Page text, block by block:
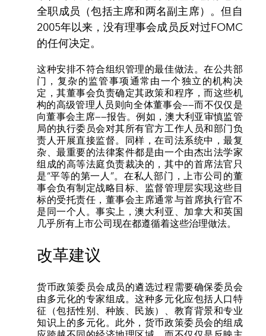
全职成员（包括主席和两名副主席）。但自
2005年以来，没有理事会成员反对过FOMC
的任何决定。
这种安排不符合组织管理的最佳做法。在公共部
门，复杂的监管事项通常由一个独立的机构决
定，其董事会负责确定其政策和程序，而这些机
构的高级管理人员则向全体董事会——而不仅仅是
向董事会主席——报告。例如，澳大利亚审慎监管
局的执行委员会对其所有官方工作人员和部门负
责人开展直接监督。同样，在司法系统中，最复
杂、最重要的法律案件都是由一个由杰出法学家
组成的高等法庭负责裁决的，其中的首席法官只
是“平等的第一人”。在私人部门，上市公司的董
事会负有制定战略目标、监督管理层实现这些目
标的受托责任，董事会主席通常与首席执行官不
是同一个人。事实上，澳大利亚、加拿大和英国
几乎所有上市公司现在都遵循着这些治理做法。
改革建议
货币政策委员会成员的遴选过程需要确保委员会
由多元化的专家组成。这种多元化应包括人口特
征（包括性别、种族、民族）、教育背景和专业
知识上的多元化。此外，货币政策委员会的组成